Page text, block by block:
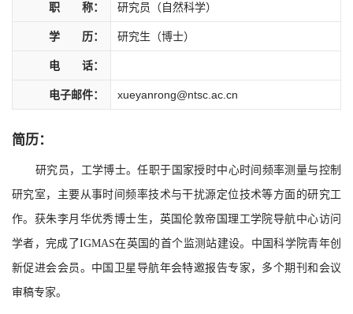
职 称： 研究员（自然科学）
学 历： 研究生（博士）
电 话：
电子邮件： xueyanrong@ntsc.ac.cn
简历：
研究员，工学博士。任职于国家授时中心时间频率测量与控制
研究室，主要从事时间频率技术与干扰源定位技术等方面的研究工
作。获朱李月华优秀博士生，英国伦敦帝国理工学院导航中心访问
学者，完成了IGMAS在英国的首个监测站建设。中国科学院青年创
新促进会会员。中国卫星导航年会特邀报告专家，多个期刊和会议
审稿专家。